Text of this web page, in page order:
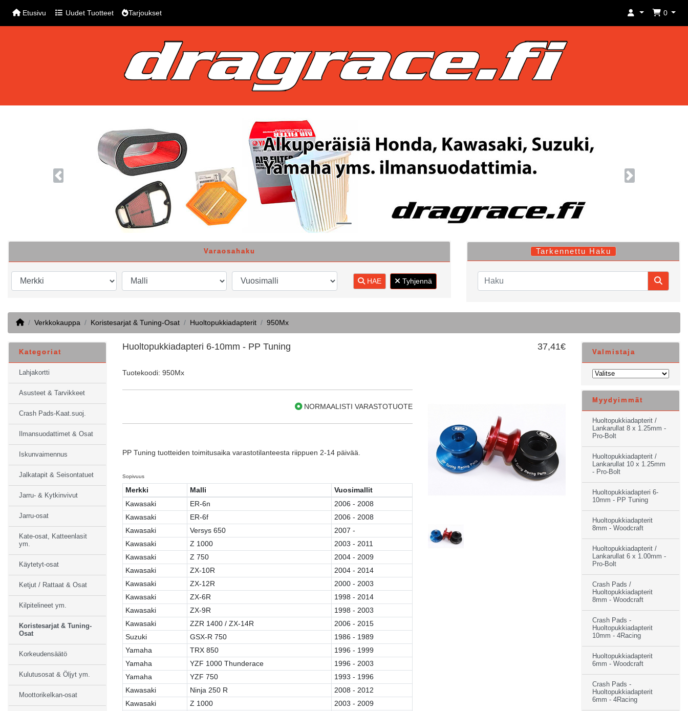
Etusivu Uudet Tuotteet Tarjoukset 0
Previous Next
Varaosahaku
HAE Tyhjennä
Tarkennettu Haku
HomeVerkkokauppa Koristesarjat & Tuning-Osat Huoltopukkiadapterit 950Mx
Huoltopukkiadapteri 6-10mm - PP Tuning 37,41€
Tuotekoodi: 950Mx
NORMAALISTI VARASTOTUOTE
PP Tuning tuotteiden toimitusaika varastotilanteesta riippuen 2-14 päivää.
Sopivuus
Merkki Malli
Vuosimallit
Kawasaki
ER-6n
2006 - 2008
Kawasaki
ER-6f
2006 - 2008
Kawasaki
Versys 650
2007 -
Kawasaki
Z 1000
2003 - 2011
Kawasaki
Z 750
2004 - 2009
Kawasaki
ZX-10R
2004 - 2014
Kawasaki
ZX-12R
2000 - 2003
Kawasaki
ZX-6R
1998 - 2014
Kawasaki
ZX-9R
1998 - 2003
Kawasaki
ZZR 1400 / ZX-14R
2006 - 2015
Suzuki
GSX-R 750
1986 - 1989
Yamaha
TRX 850
1996 - 1999
Yamaha
YZF 1000 Thunderace
1996 - 2003
Yamaha
YZF 750
1993 - 1996
Kawasaki
Ninja 250 R
2008 - 2012
Kawasaki
Z 1000
2003 - 2009
Kategoriat
Lahjakortti
Asusteet & Tarvikkeet
Crash Pads-Kaat.suoj.
Ilmansuodattimet & Osat
Iskunvaimennus
Jalkatapit & Seisontatuet
Jarru- & Kytkinvivut
Jarru-osat
Kate-osat, Katteenlasit
ym.
Käytetyt-osat
Ketjut / Rattaat & Osat
Kilpitelineet ym.
Koristesarjat & Tuning-
Osat
Korkeudensäätö
Kulutusosat & Öljyt ym.
Moottorikelkan-osat
Valmistaja
Myydyimmät
Huoltopukkiadapterit /
Lankarullat 8 x 1.25mm -
Pro-Bolt
Huoltopukkiadapterit /
Lankarullat 10 x 1.25mm
- Pro-Bolt
Huoltopukkiadapteri 6-
10mm - PP Tuning
Huoltopukkiadapterit
8mm - Woodcraft
Huoltopukkiadapterit /
Lankarullat 6 x 1.00mm -
Pro-Bolt
Crash Pads /
Huoltopukkiadapterit
8mm - Woodcraft
Crash Pads -
Huoltopukkiadapterit
10mm - 4Racing
Huoltopukkiadapterit
6mm - Woodcraft
Crash Pads -
Huoltopukkiadapterit
6mm - 4Racing